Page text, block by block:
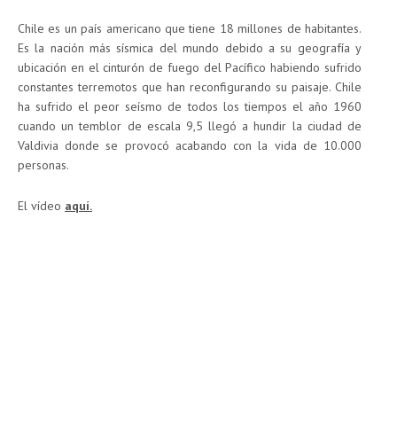
Chile es un país americano que tiene 18 millones de habitantes.
Es la nación más sísmica del mundo debido a su geografía y
ubicación en el cinturón de fuego del Pacífico habiendo sufrido
constantes terremotos que han reconfigurando su paisaje. Chile
ha sufrido el peor seísmo de todos los tiempos el año 1960
cuando un temblor de escala 9,5 llegó a hundir la ciudad de
Valdivia donde se provocó acabando con la vida de 10.000
personas.
El vídeo aquí.